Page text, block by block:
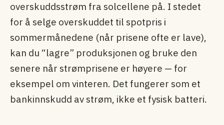
overskuddsstrøm fra solcellene på. I stedet
for å selge overskuddet til spotpris i
sommermånedene (når prisene ofte er lave),
kan du “lagre” produksjonen og bruke den
senere når strømprisene er høyere — for
eksempel om vinteren. Det fungerer som et
bankinnskudd av strøm, ikke et fysisk batteri.